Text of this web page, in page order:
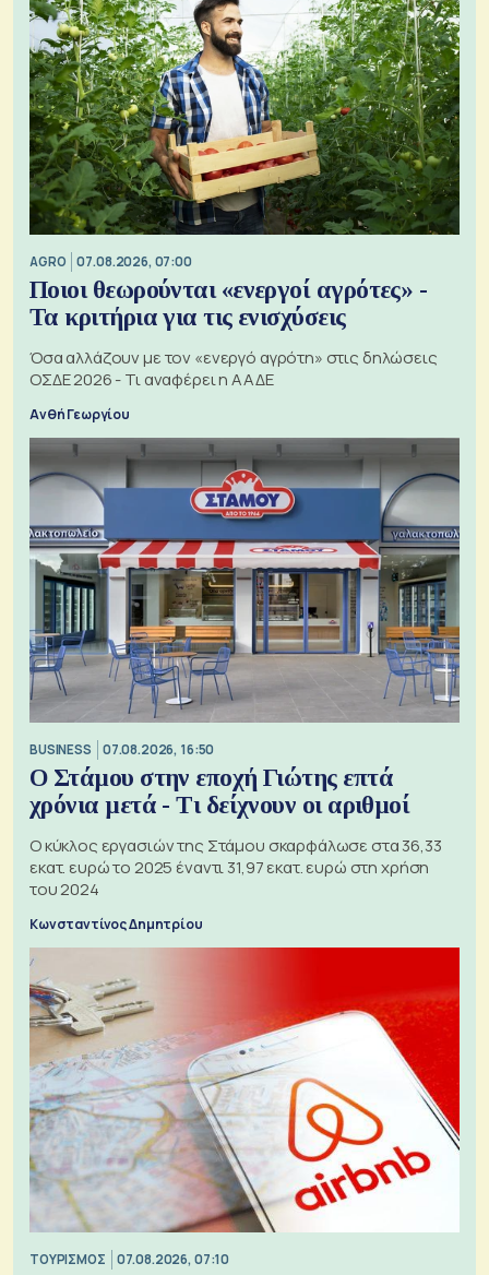
AGRO 07.08.2026, 07:00
Ποιοι θεωρούνται «ενεργοί αγρότες» -
Τα κριτήρια για τις ενισχύσεις
Όσα αλλάζουν με τον «ενεργό αγρότη» στις δηλώσεις
ΟΣΔΕ 2026 - Τι αναφέρει η ΑΑΔΕ
Ανθή Γεωργίου
BUSINESS 07.08.2026, 16:50
Ο Στάμου στην εποχή Γιώτης επτά
χρόνια μετά - Τι δείχνουν οι αριθμοί
Ο κύκλος εργασιών της Στάμου σκαρφάλωσε στα 36,33
εκατ. ευρώ το 2025 έναντι 31,97 εκατ. ευρώ στη χρήση
του 2024
Κωνσταντίνος Δημητρίου
ΤΟΥΡΙΣΜΟΣ 07.08.2026, 07:10